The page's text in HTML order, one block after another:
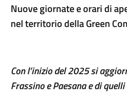
Nuove giornate e orari di
nel territorio della Green
Con l’inizio del 2025 si
Frassino e Paesana e di